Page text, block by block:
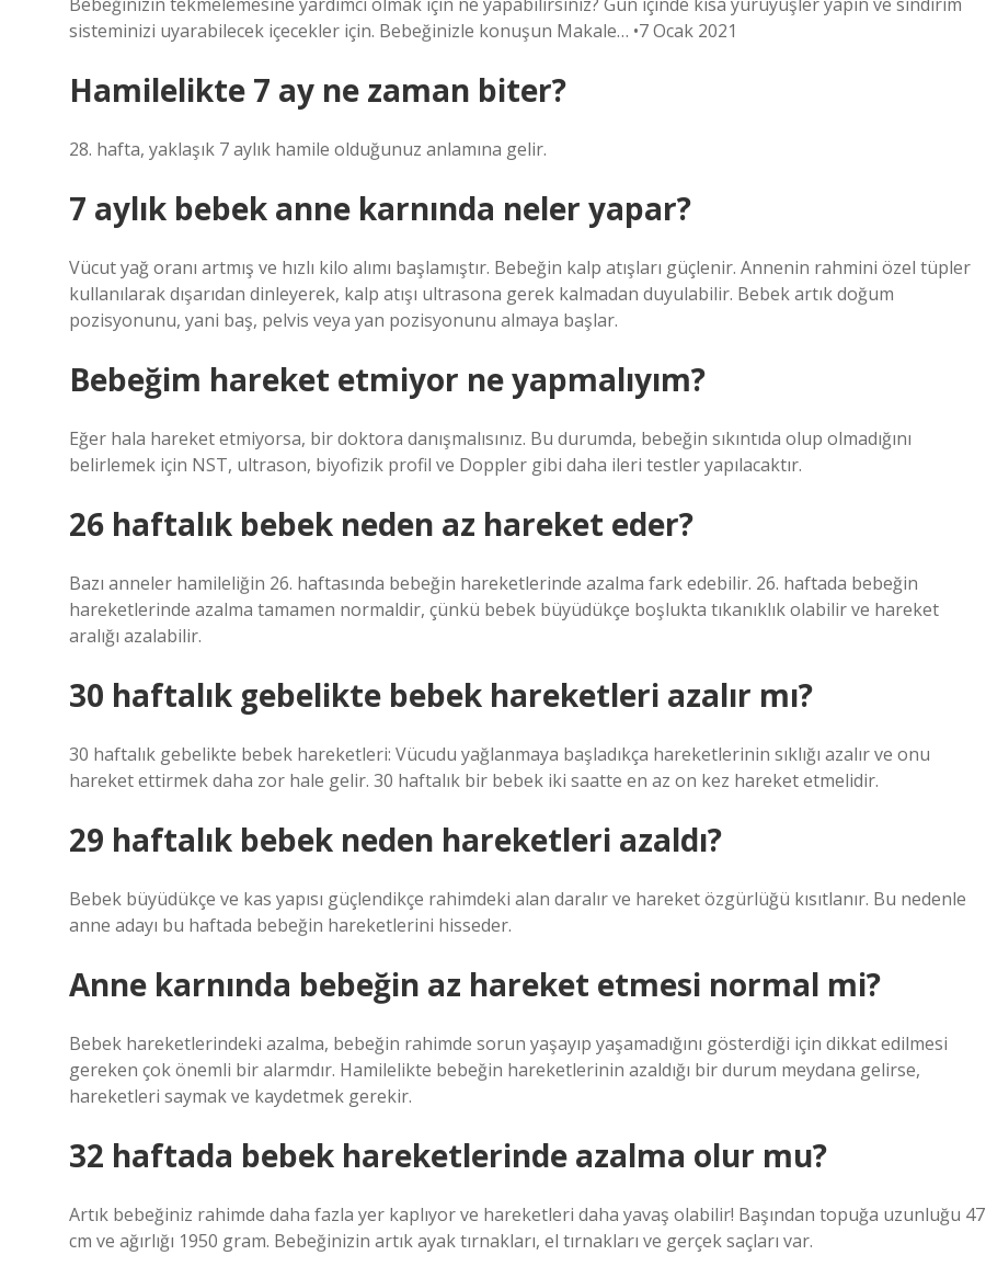
sisteminizi uyarabilecek içecekler için. Bebeğinizle konuşun Makale… •7 Ocak 2021
Hamilelikte 7 ay ne zaman biter?
28. hafta, yaklaşık 7 aylık hamile olduğunuz anlamına gelir.
7 aylık bebek anne karnında neler yapar?
Vücut yağ oranı artmış ve hızlı kilo alımı başlamıştır. Bebeğin kalp atışları güçlenir. Annenin rahmini özel tüpler
kullanılarak dışarıdan dinleyerek, kalp atışı ultrasona gerek kalmadan duyulabilir. Bebek artık doğum
pozisyonunu, yani baş, pelvis veya yan pozisyonunu almaya başlar.
Bebeğim hareket etmiyor ne yapmalıyım?
Eğer hala hareket etmiyorsa, bir doktora danışmalısınız. Bu durumda, bebeğin sıkıntıda olup olmadığını
belirlemek için NST, ultrason, biyofizik profil ve Doppler gibi daha ileri testler yapılacaktır.
26 haftalık bebek neden az hareket eder?
Bazı anneler hamileliğin 26. haftasında bebeğin hareketlerinde azalma fark edebilir. 26. haftada bebeğin
hareketlerinde azalma tamamen normaldir, çünkü bebek büyüdükçe boşlukta tıkanıklık olabilir ve hareket
aralığı azalabilir.
30 haftalık gebelikte bebek hareketleri azalır mı?
30 haftalık gebelikte bebek hareketleri: Vücudu yağlanmaya başladıkça hareketlerinin sıklığı azalır ve onu
hareket ettirmek daha zor hale gelir. 30 haftalık bir bebek iki saatte en az on kez hareket etmelidir.
29 haftalık bebek neden hareketleri azaldı?
Bebek büyüdükçe ve kas yapısı güçlendikçe rahimdeki alan daralır ve hareket özgürlüğü kısıtlanır. Bu nedenle
anne adayı bu haftada bebeğin hareketlerini hisseder.
Anne karnında bebeğin az hareket etmesi normal mi?
Bebek hareketlerindeki azalma, bebeğin rahimde sorun yaşayıp yaşamadığını gösterdiği için dikkat edilmesi
gereken çok önemli bir alarmdır. Hamilelikte bebeğin hareketlerinin azaldığı bir durum meydana gelirse,
hareketleri saymak ve kaydetmek gerekir.
32 haftada bebek hareketlerinde azalma olur mu?
Artık bebeğiniz rahimde daha fazla yer kaplıyor ve hareketleri daha yavaş olabilir! Başından topuğa uzunluğu 47
cm ve ağırlığı 1950 gram. Bebeğinizin artık ayak tırnakları, el tırnakları ve gerçek saçları var.